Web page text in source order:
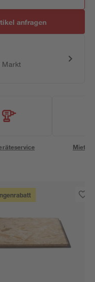
anfragen
Markt